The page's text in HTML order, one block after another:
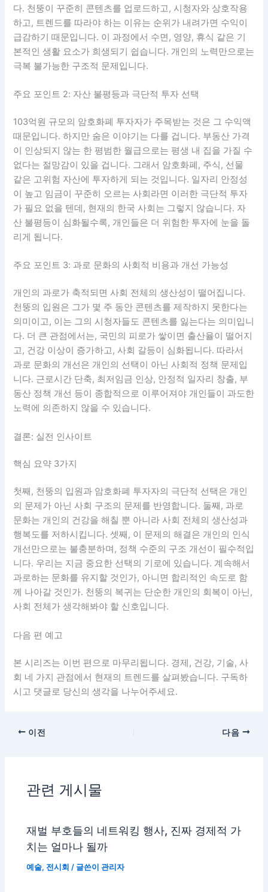
다. 천뚱이 꾸준히 콘텐츠를 업로드하고, 시청자와 상호작용
하고, 트렌드를 따라야 하는 이유는 순위가 내려가면 수익이
급감하기 때문입니다. 이 과정에서 수면, 영양, 휴식 같은 기
본적인 생활 요소가 희생되기 쉽습니다. 개인의 노력만으로는
극복 불가능한 구조적 문제입니다.
주요 포인트 2: 자산 불평등과 극단적 투자 선택
103억원 규모의 암호화폐 투자자가 주목받는 것은 그 수익액
때문입니다. 하지만 숨은 이야기는 다를 겁니다. 부동산 가격
이 인상되지 않는 한 평범한 월급으로는 평생 내 집을 가질 수
없다는 절망감이 있을 겁니다. 그래서 암호화폐, 주식, 선물
같은 고위험 자산에 투자하게 되는 것입니다. 일자리 안정성
이 높고 임금이 꾸준히 오르는 사회라면 이러한 극단적 투자
가 필요 없을 텐데, 현재의 한국 사회는 그렇지 않습니다. 자
산 불평등이 심화될수록, 개인들은 더 위험한 투자에 눈을 돌
리게 됩니다.
주요 포인트 3: 과로 문화의 사회적 비용과 개선 가능성
개인의 과로가 축적되면 사회 전체의 생산성이 떨어집니다.
천뚱의 입원은 그가 몇 주 동안 콘텐츠를 제작하지 못한다는
의미이고, 이는 그의 시청자들도 콘텐츠를 잃는다는 의미입니
다. 더 큰 관점에서는, 국민의 피로가 쌓이면 출산율이 떨어지
고, 건강 이상이 증가하고, 사회 갈등이 심화됩니다. 따라서
과로 문화의 개선은 개인의 선택이 아닌 사회적 정책 문제입
니다. 근로시간 단축, 최저임금 인상, 안정적 일자리 창출, 부
동산 정책 개선 등이 종합적으로 이루어져야 개인들이 과도한
노력에 의존하지 않을 수 있습니다.
결론: 실전 인사이트
핵심 요약 3가지
첫째, 천뚱의 입원과 암호화폐 투자자의 극단적 선택은 개인
의 문제가 아닌 사회 구조의 문제를 반영합니다. 둘째, 과로
문화는 개인의 건강을 해칠 뿐 아니라 사회 전체의 생산성과
행복도를 저하시킵니다. 셋째, 이 문제의 해결은 개인의 인식
개선만으로는 불충분하며, 정책 수준의 구조 개선이 필수적입
니다. 우리는 지금 중요한 선택의 기로에 있습니다. 계속해서
과로하는 문화를 유지할 것인가, 아니면 합리적인 속도로 함
께 나아갈 것인가. 천뚱의 복귀는 단순한 개인의 회복이 아닌,
사회 전체가 생각해봐야 할 신호입니다.
다음 편 예고
본 시리즈는 이번 편으로 마무리됩니다. 경제, 건강, 기술, 사
회 네 가지 관점에서 현재의 트렌드를 살펴봤습니다. 구독하
시고 댓글로 당신의 생각을 나누어주세요.
이전 다음
관련 게시물
재벌 부호들의 네트워킹 행사, 진짜 경제적 가
치는 얼마나 될까
예술, 전시회 / 글쓴이관리자